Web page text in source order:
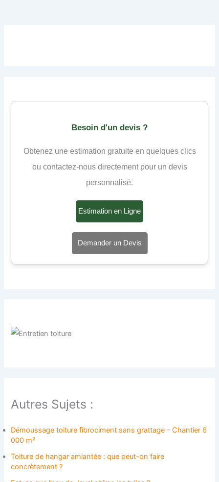
Besoin d'un devis ?
Obtenez une estimation gratuite en quelques clics
ou contactez-nous directement pour un devis
personnalisé.
Estimation en Ligne
Demander un Devis
Autres Sujets :
Démoussage toiture fibrociment sans grattage – Chantier 6
000 m²
Toiture de hangar amiantée : que peut-on faire
concrètement ?